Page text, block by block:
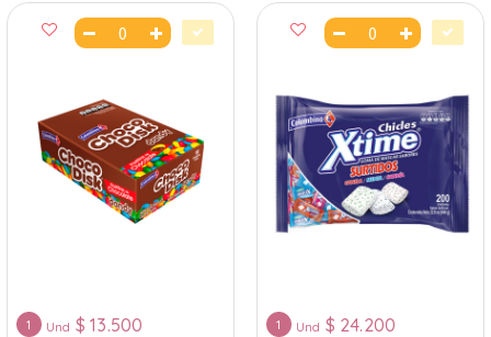
1 Und $ 13.500 1 Und $ 24.200